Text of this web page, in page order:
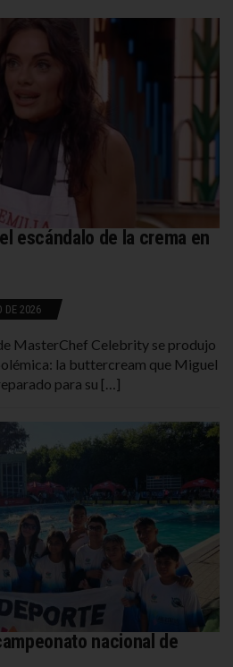
escándalo de la crema en
DE 2026
MasterChef Celebrity se produjo
la buttercream que Miguel
para su […]
nacional de